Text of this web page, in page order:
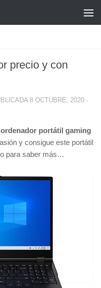
precio y con
8 OCTUBRE, 2020 ·
portátil gaming
y consigue este portátil
para saber más…